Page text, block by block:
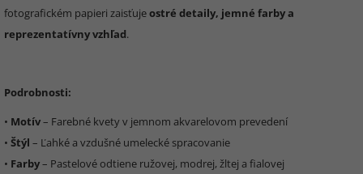
fotografickém papieri zaisťujeostré detaily, jemné farby a
reprezentatívny vzhľad.
Podrobnosti:
• Motív– Farebné kvety v jemnom akvarelovom prevedení
• Štýl – Ľahké a vzdušné umelecké spracovanie
• Farby– Pastelové odtiene ružovej, modrej, žltej a fialovej